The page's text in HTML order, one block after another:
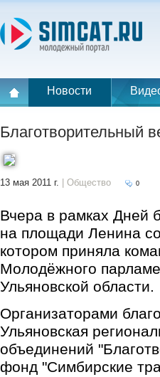
Новости
Благотворительный
13 мая 2011 г. | Общество 0
Вчера в рамках Дней
на площади Ленина
котором приняла
Молодёжного
Ульяновской области.
Организаторами
Ульяновская
объединений
фонд "Симбирские